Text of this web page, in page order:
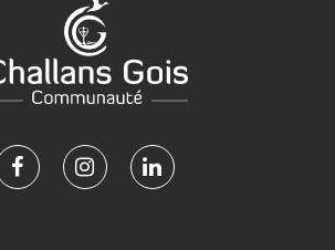
Lien
Lien
Lien